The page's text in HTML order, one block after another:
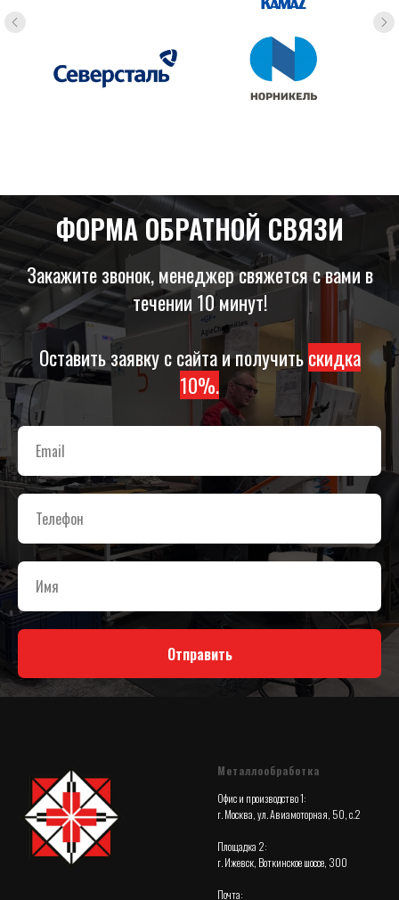
ФОРМА ОБРАТНОЙ СВЯЗИ
Закажите звонок, менеджер свяжется с вами в
течении 10 минут!
Оставить заявку с сайта и получитьскидка
10%.
Отправить
Металлообработка
Офис и производство 1:
г. Москва, ул. Авиамоторная, 50, с.2
Площадка 2:
г. Ижевск, Воткинское шоссе, 300
Почта: